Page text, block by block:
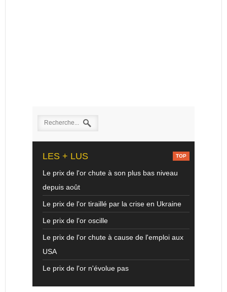
LES + LUS
Le prix de l'or chute à son plus bas niveau
depuis août
Le prix de l'or tiraillé par la crise en Ukraine
Le prix de l'or oscille
Le prix de l'or chute à cause de l'emploi aux
USA
Le prix de l'or n'évolue pas